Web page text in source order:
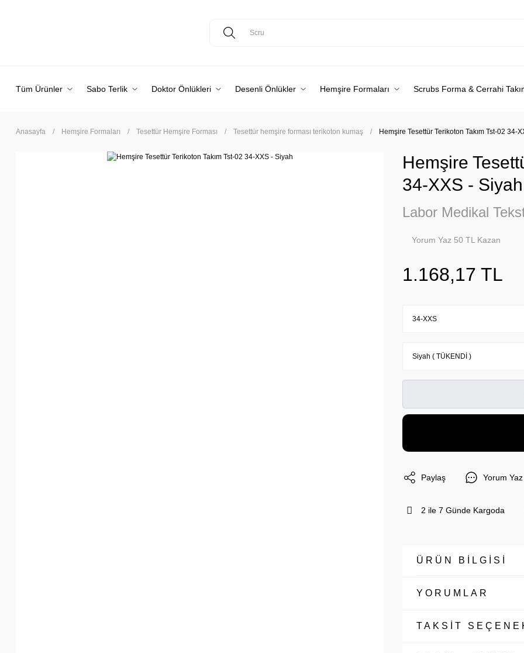
Tüm Ürünler Sabo Terlik Doktor Önlükleri Desenli Önlükler Hemşire Formaları Scrubs Forma & Cerrahi
Anasayfa Hemşire Formaları Tesettür Hemşire Forması Tesettür hemşire forması terikoton kumaş Hemşire Tesettür Terikoton Takım Tst-02 34-
Hemşire
34-XXS - Siyah
Labor Medikal
Yorum Yaz 50 TL Kazan
1.168,17 TL
Paylaş Yorum Yaz
2 ile 7 Günde Kargoda
ÜRÜN BİLGİSİ
YORUMLAR
TAKSİT